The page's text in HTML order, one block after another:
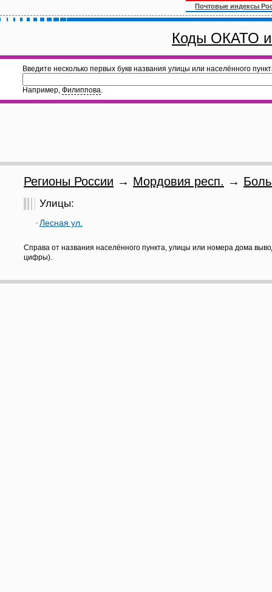
Почтовые индексы
Коды ОКАТО
Введите несколько первых букв названия улицы или населённого
Например, Филиппова.
Регионы России → Мордовия респ. →
Улицы:
Лесная ул.
Справа от названия населённого пункта, улицы или номера дома
цифры).